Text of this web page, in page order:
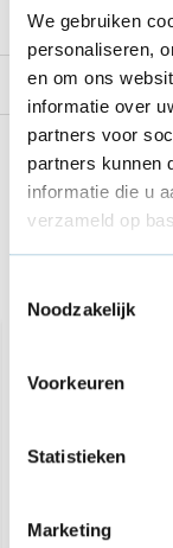
We gebruiken
personaliseren,
en om ons
informatie over
partners voor
partners kunnen
informatie die u
verzameld op
Noodzakelijk
Voorkeuren
Statistieken
Marketing
Reviews
Share this